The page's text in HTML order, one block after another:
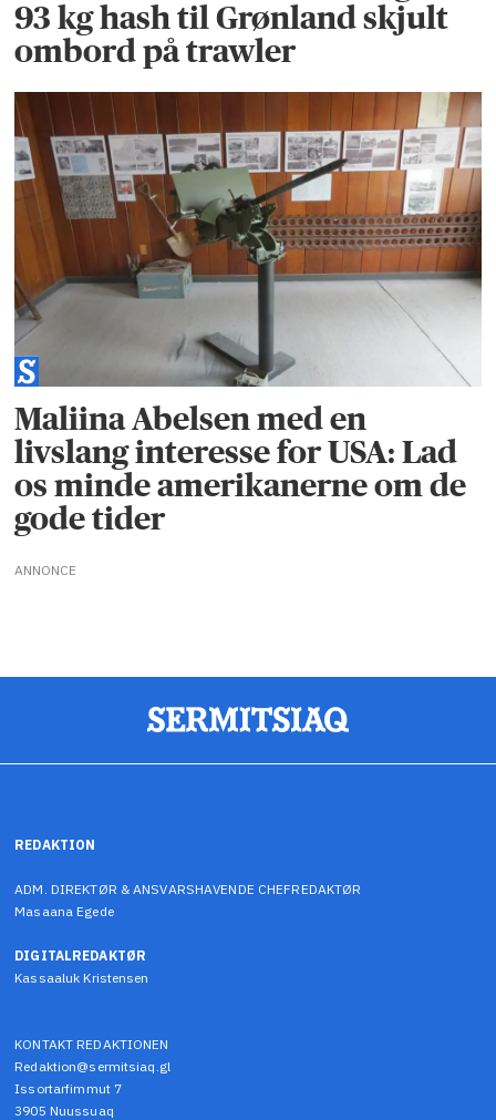
93 kg hash til Grønland skjult
ombord på trawler
Maliina Abelsen med en
livslang interesse for USA: Lad
os minde amerikanerne om de
gode tider
ANNONCE
REDAKTION
ADM. DIREKTØR & ANSVARSHAVENDE CHEFREDAKTØR
Masaana Egede
DIGITALREDAKTØR
Kassaaluk Kristensen
KONTAKT REDAKTIONEN
Redaktion@sermitsiaq.gl
Issortarfimmut 7
3905 Nuussuaq